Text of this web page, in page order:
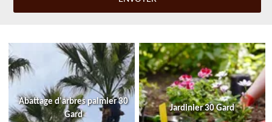
Abattage d'arbres palmier 30
Gard
Jardinier 30 Gard